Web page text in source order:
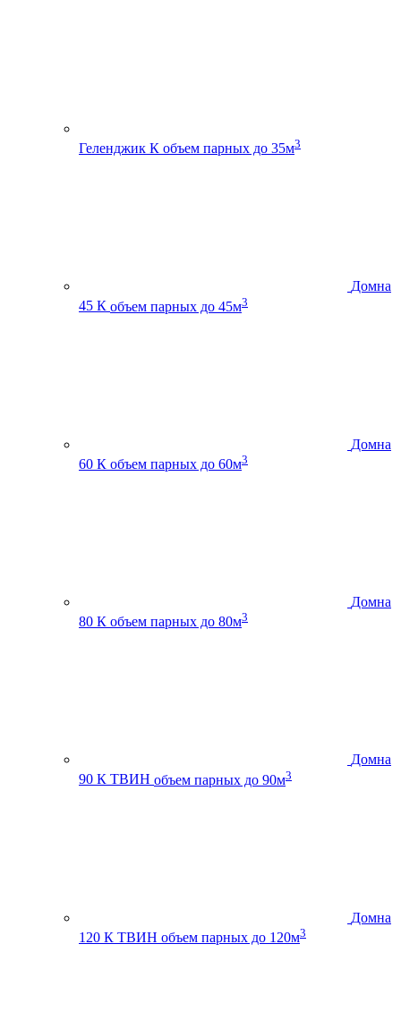
Геленджик К объем парных до 35м3
Домна
45 К объем парных до 45м3
Домна
60 К объем парных до 60м3
Домна
80 К объем парных до 80м3
Домна
90 К ТВИН объем парных до 90м3
Домна
120 К ТВИН объем парных до 120м3